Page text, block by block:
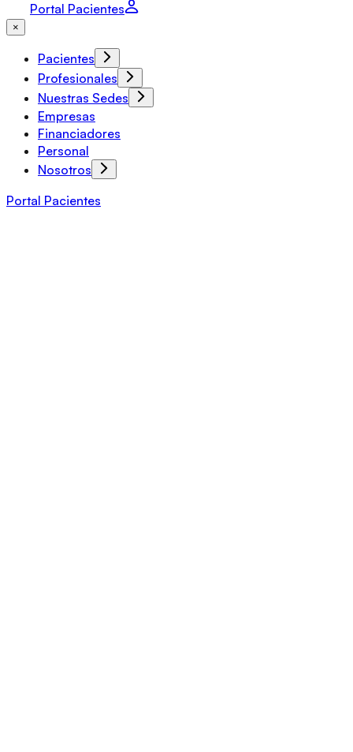
Portal Pacientes
×
Pacientes
Profesionales
Nuestras Sedes
Empresas
Financiadores
Personal
Nosotros
Portal Pacientes